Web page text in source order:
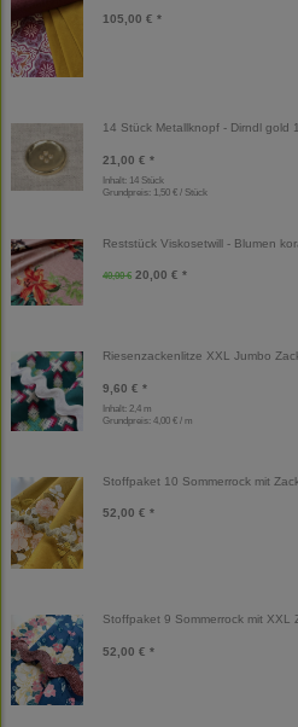
105,00 € *
14 Stück Metallknopf - Dirndl gold
21,00 € *
Inhalt: 14 Stück
Grundpreis: 1,50 € / Stück
Reststück Viskosetwill - Blumen
40,00 € 20,00 € *
Riesenzackenlitze XXL Jumbo
9,60 € *
Inhalt: 2,4 m
Grundpreis: 4,00 € / m
Stoffpaket 10 Sommerrock mit
52,00 € *
Stoffpaket 9 Sommerrock mit XXL
52,00 € *